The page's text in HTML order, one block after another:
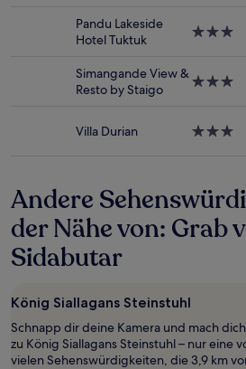
Verfügbarkeiten
Bedingungen
Pandu Lakeside
Hotel Tuktuk
3.0-
Simangande View &
Resto by Staigo
3.0-
Villa Durian
3.0-
Andere
der Nähe von: Grab
Sidabutar
König Siallagans Steinstuhl
Schnapp dir deine Kamera und mach
zu König Siallagans Steinstuhl – nur eine
vielen Sehenswürdigkeiten, die 3,9 km